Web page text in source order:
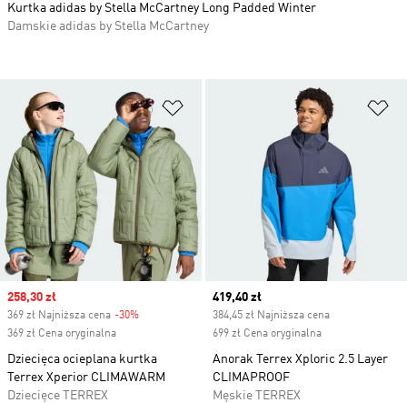
Dodaj do listy życzeń
Sale price
258,30 zł
369 zł Najniższa cena -30%
369 zł Cena oryginalna
Dziecięca ocieplana kurtka
Terrex Xperior CLIMAWARM
Dziecięce TERREX
Current price
419,40 zł
384,45 zł Najniższa cena
699 zł Cena oryginalna
Anorak Terrex Xploric 2.5 Layer
CLIMAPROOF
Męskie TERREX
Kurtka adidas by Stella McCartney Long Padded Winter
Damskie adidas by Stella McCartney